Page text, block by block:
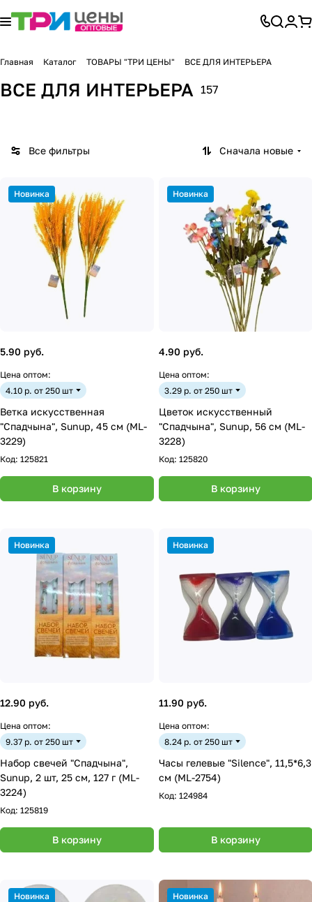
Главная Каталог ТОВАРЫ "ТРИ ЦЕНЫ" ВСЕ ДЛЯ ИНТЕРЬЕРА
ВСЕ ДЛЯ ИНТЕРЬЕРА 157
Все фильтры Сначала новые
Новинка
5.90 руб.
Цена оптом:
4.10 р. от 250 шт
Ветка искусственная
"Спадчына", Sunup, 45 см (ML-
3229)
Код: 125821
В корзину
Новинка
4.90 руб.
Цена оптом:
3.29 р. от 250 шт
Цветок искусственный
"Спадчына", Sunup, 56 см (ML-
3228)
Код: 125820
В корзину
Новинка
12.90 руб.
Цена оптом:
9.37 р. от 250 шт
Набор свечей "Спадчына",
Sunup, 2 шт, 25 см, 127 г (ML-
3224)
Код: 125819
В корзину
Новинка
11.90 руб.
Цена оптом:
8.24 р. от 250 шт
Часы гелевые "Silence", 11,5*6,3
см (ML-2754)
Код: 124984
В корзину
Новинка Новинка